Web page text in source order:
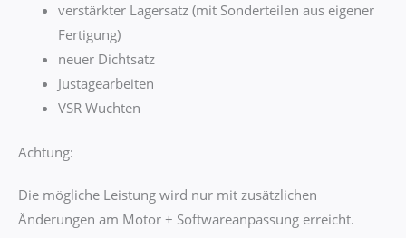
verstärkter Lagersatz (mit Sonderteilen aus eigener
Fertigung)
neuer Dichtsatz
Justagearbeiten
VSR Wuchten
Achtung:
Die mögliche Leistung wird nur mit zusätzlichen
Änderungen am Motor + Softwareanpassung erreicht.